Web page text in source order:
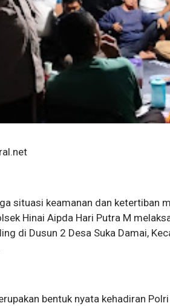
situasi keamanan dan ketertiban
Hinai Aipda Hari Putra M
di Dusun 2 Desa Suka Damai,
bentuk nyata kehadiran